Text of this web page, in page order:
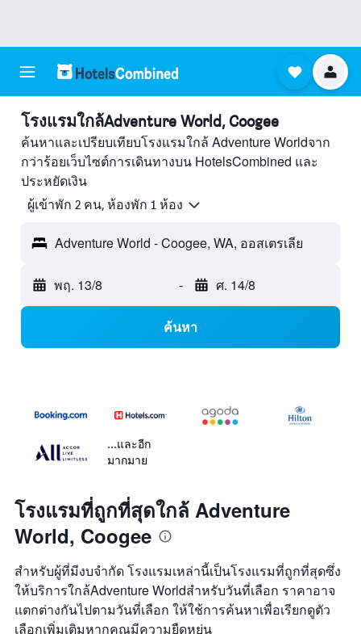
โรงแรมใกล้Adventure World, Coogee
ค้นหาและเปรียบเทียบโรงแรมใกล้ Adventure Worldจาก
กว่าร้อยเว็บไซต์การเดินทางบน HotelsCombined และ
ประหยัดเงิน
ผู้เข้าพัก 2 คน, ห้องพัก 1 ห้อง
Adventure World - Coogee, WA, ออสเตรเลีย
พฤ. 13/8 - ศ. 14/8
ค้นหา
...และอีก
มากมาย
โรงแรมที่ถูกที่สุดใกล้ Adventure
World, Coogee
สำหรับผู้ที่มีงบจำกัด โรงแรมเหล่านี้เป็นโรงแรมที่ถูกที่สุดซึ่ง
ให้บริการใกล้Adventure Worldสำหรับวันที่เลือก ราคาอาจ
แตกต่างกันไปตามวันที่เลือก ให้ใช้การค้นหาเพื่อเรียกดูตัว
เลือกเพิ่มเติมหากคุณมีความยืดหยุ่น